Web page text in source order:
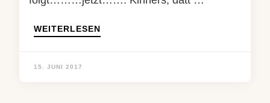
WEITERLESEN
15. JUNI 2017